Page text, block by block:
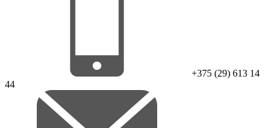
+375 (29) 613 14
44